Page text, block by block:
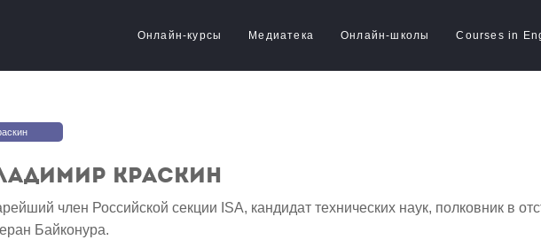
Онлайн-курсы Медиатека Онлайн-школы Courses in
Краскин
член Российской секции ISA, кандидат технических наук, полковник в
Байконура.